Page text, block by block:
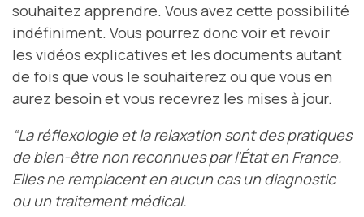
souhaitez apprendre. Vous avez cette possibilité
indéfiniment. Vous pourrez donc voir et revoir
les vidéos explicatives et les documents autant
de fois que vous le souhaiterez ou que vous en
aurez besoin et vous recevrez les mises à jour.
“La réflexologie et la relaxation sont des pratiques
de bien-être non reconnues par l’État en France.
Elles ne remplacent en aucun cas un diagnostic
ou un traitement médical.